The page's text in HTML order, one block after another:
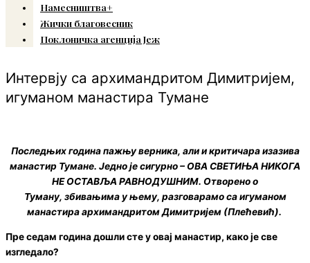
Намесништва+
Жички благовесник
Поклоничка агенција Јеж
Интервју са архимандритом Димитријем,
игуманом манастира Тумане
Последњих година пажњу верника, али и критичара изазива
манастир Тумане. Једно је сигурно– ОВА СВЕТИЊА НИКОГА
НЕ ОСТАВЉА РАВНОДУШНИМ. Отворено о
Туману, збивањима у њему, разговарамо са игуманом
манастира архимандритом Димитријем (Плећевић).
Пре седам година дошли сте у овај манастир, како је све
изгледало?